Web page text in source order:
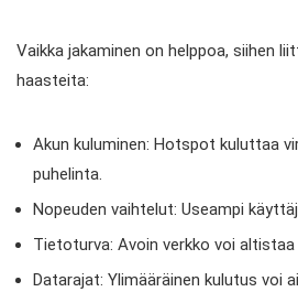
Vaikka jakaminen on helppoa, siihen
haasteita:
Akun kuluminen: Hotspot kuluttaa
puhelinta.
Nopeuden vaihtelut: Useampi
Tietoturva: Avoin verkko voi
Datarajat: Ylimääräinen kulutus voi